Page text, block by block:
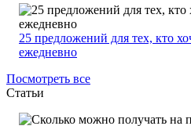
25 предложений для тех, кто
ежедневно
Посмотреть все
Статьи